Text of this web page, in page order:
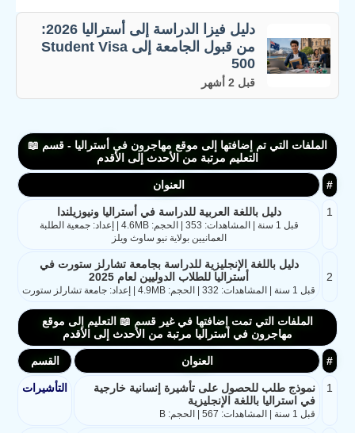
دليل فيزا الدراسة إلى أستراليا 2026:
من قبول الجامعة إلى Student Visa
500
قبل 2 أشهر
الملفات التي تم إضافتها إلى موقع مهاجرون في أستراليا - قسم 📖
التعليم مرتبة من الأحدث إلى الأقدم
# العنوان
1 دليل باللغة العربية للدراسة في أستراليا ونيوزيلندا
قبل 1 سنة | المشاهدات: 353 | الحجم: 4.6MB | إعداد: جمعية الطلبة
العمانيين بولاية نيو ساوث ويلز
2
دليل باللغة الإنجليزية للدراسة بجامعة تشارلز ستورت في
أستراليا للطلاب الدوليين لعام 2025
قبل 1 سنة | المشاهدات: 332 | الحجم: 4.9MB | إعداد: جامعة تشارلز ستورت
الملفات التي تمت إضافتها في غير قسم 📖 التعليم إلى موقع
مهاجرون في أستراليا مرتبة من الأحدث إلى الأقدم
# العنوان القسم
1
نموذج طلب للحصول على تأشيرة إنسانية خارجية
في استراليا باللغة الإنجليزية
قبل 1 سنة | المشاهدات: 567 | الحجم: B
التأشيرات